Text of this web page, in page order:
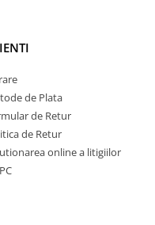
de Plata
de Retur
de Retur
online a litigiilor